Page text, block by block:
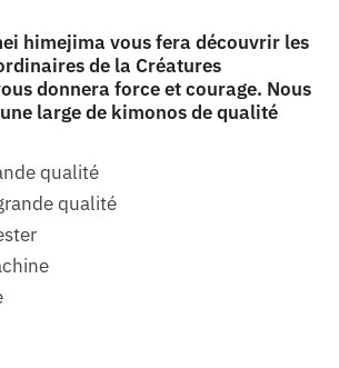
himejima vous fera découvrir les
de la Créatures
donnera force et courage. Nous
large de kimonos de qualité
qualité
qualité